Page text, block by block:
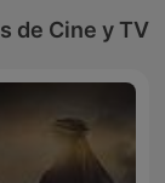
de Cine y TV